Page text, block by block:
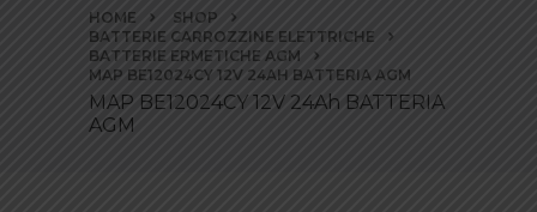
contenuti
HOME
SHOP
BATTERIE CARROZZINE ELETTRICHE
BATTERIE ERMETICHE AGM
MAP BE12024CY 12V 24AH BATTERIA AGM
MAP BE12024CY 12V 24Ah BATTERIA
AGM